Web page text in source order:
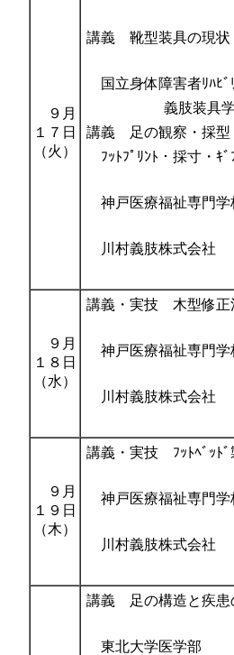
９月
１７日
（火）
講義 靴型装具の現状
国立身体障害者ﾘﾊﾋﾞ
義肢装
講義 足の観察・採型
ﾌｯﾄﾌﾟﾘﾝﾄ・採寸・ｷﾞ
神戸医療福祉専門学
川村義肢株式会社
９月
１８日
（水）
講義・実技 木型修正
神戸医療福祉専門学
川村義肢株式会社
９月
１９日
（木）
講義・実技 ﾌｯﾄﾍﾞｯﾄﾞ
神戸医療福祉専門学
川村義肢株式会社
講義 足の構造と疾患
東北大学医学部